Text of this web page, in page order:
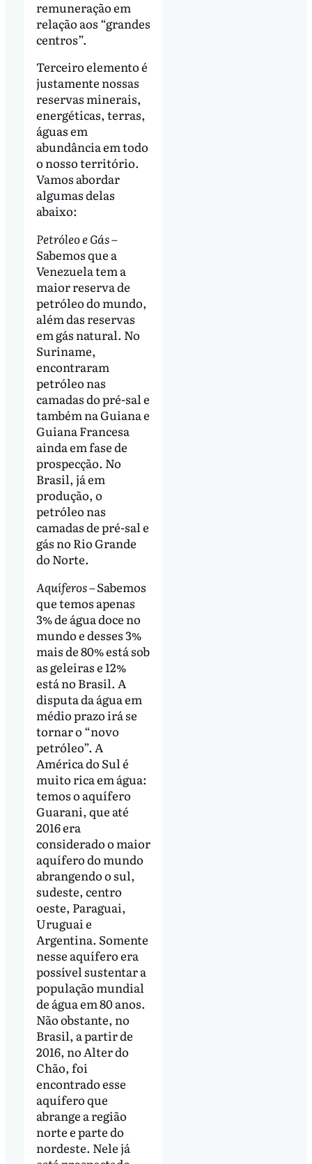
remuneração em
relação aos “grandes
centros”.
Terceiro elemento é
justamente nossas
reservas minerais,
energéticas, terras,
águas em
abundância em todo
o nosso território.
Vamos abordar
algumas delas
abaixo:
Petróleo e Gás –
Sabemos que a
Venezuela tem a
maior reserva de
petróleo do mundo,
além das reservas
em gás natural. No
Suriname,
encontraram
petróleo nas
camadas do pré-sal e
também na Guiana e
Guiana Francesa
ainda em fase de
prospecção. No
Brasil, já em
produção, o
petróleo nas
camadas de pré-sal e
gás no Rio Grande
do Norte.
Aquíferos –Sabemos
que temos apenas
3% de água doce no
mundo e desses 3%
mais de 80% está sob
as geleiras e 12%
está no Brasil. A
disputa da água em
médio prazo irá se
tornar o “novo
petróleo”. A
América do Sul é
muito rica em água:
temos o aquífero
Guarani, que até
2016 era
considerado o maior
aquífero do mundo
abrangendo o sul,
sudeste, centro
oeste, Paraguai,
Uruguai e
Argentina. Somente
nesse aquífero era
possível sustentar a
população mundial
de água em 80 anos.
Não obstante, no
Brasil, a partir de
2016, no Alter do
Chão, foi
encontrado esse
aquífero que
abrange a região
norte e parte do
nordeste. Nele já